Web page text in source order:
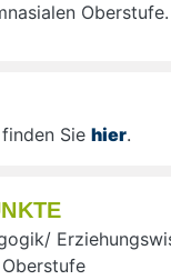
Oberstufe.
Sie hier.